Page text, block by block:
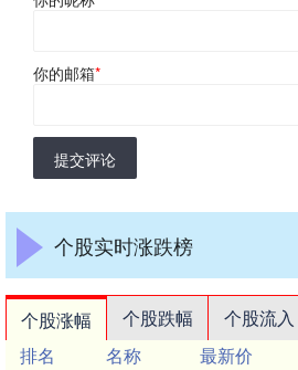
你的邮箱*
提交评论
个股实时涨跌榜
个股涨幅 个股跌幅 个股流入
排名
名称 最新价